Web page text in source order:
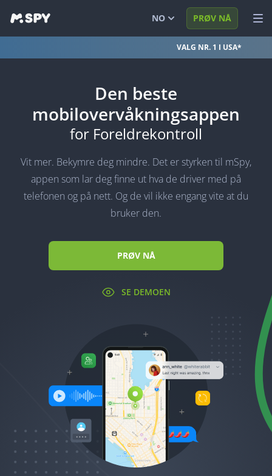
SE DEMOEN
FUNKSJONER
BLOGG
NO
English
العربية
日本
简体中文
Magyar
Slovenčina
PRØV NÅ
Den beste
mobilovervåkningsappen
for Foreldrekontroll
VALG NR. 1 I USA*
Vit mer. Bekymre deg mindre. Det er styrken til mSpy,
appen som lar deg finne ut hva de driver med på
telefonen og på nett. Og de vil ikke engang vite at du
bruker den.
PRØV NÅ
SE DEMOEN